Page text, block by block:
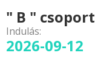
" B " csoport
Indulás:
2026-09-12